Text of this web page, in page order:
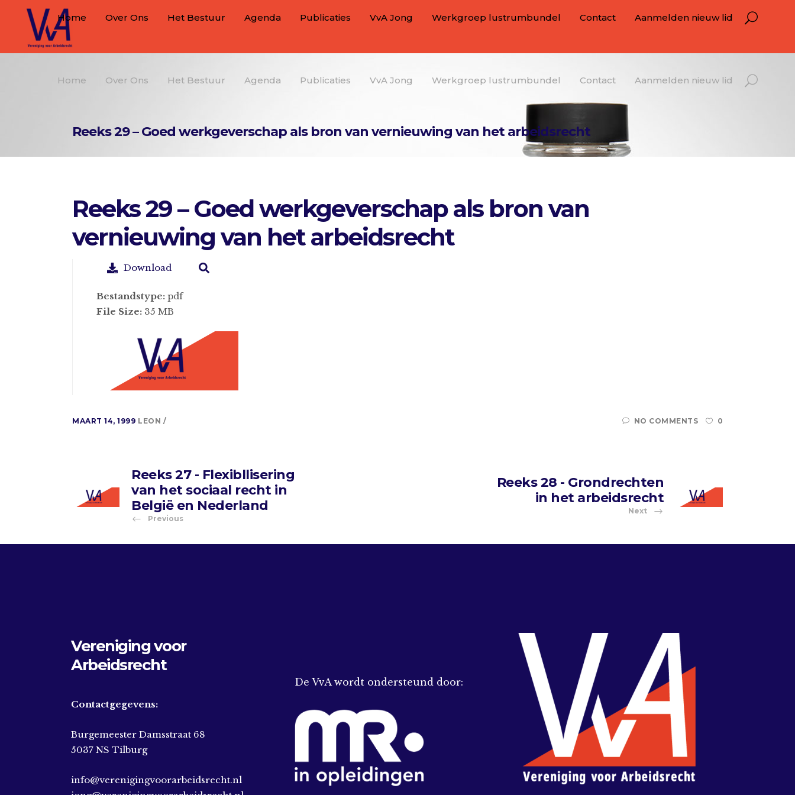
Home Over Ons Het Bestuur Agenda Publicaties VvA Jong Werkgroep lustrumbundel Contact Aanmelden nieuw lid
Home Over Ons Het Bestuur Agenda Publicaties VvA Jong Werkgroep lustrumbundel Contact Aanmelden nieuw lid
Reeks 29 – Goed werkgeverschap als bron van vernieuwing van het arbeidsrecht
Reeks 29 – Goed werkgeverschap als bron van
vernieuwing van het arbeidsrecht
Download
Bestandstype: pdf
File Size: 35 MB
MAART 14, 1999 LEON NO COMMENTS 0
Reeks 27 - Flexibllisering
van het sociaal recht in
België en Nederland
Previous
Reeks 28 - Grondrechten
in het arbeidsrecht
Next
Vereniging voor
Arbeidsrecht
Contactgegevens:
Burgemeester Damsstraat 68
5037 NS Tilburg
info@verenigingvoorarbeidsrecht.nl
De VvA wordt ondersteund door: